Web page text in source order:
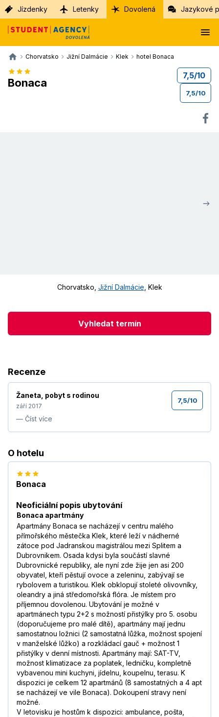
Jízdenky Letenky Dovolená Jazykové
Chorvatsko Jižní Dalmácie Klek hotel Bonaca
Bonaca
7,5/10
7,5/10
Chorvatsko Jižní Dalmácie Klek
Vyhledat termín
Recenze
Žaneta pobyt s rodinou
září 2017
— Číst více
7,5/10
O hotelu
Bonaca
Neoficiální popis ubytování
Bonaca apartmány
Apartmány Bonaca se nacházejí v centru malého
přímořského městečka Klek, které leží v nádherné
zátoce pod Jadranskou magistrálou mezi Splitem a
Dubrovnikem. Osada kdysi byla součástí slavné
Dubrovnické republiky, ale nyní zde žije jen asi 200
obyvatel, kteří pěstují ovoce a zeleninu, zabývají se
rybolovem a turistikou. Klek obklopují stoleté olivovníky,
oleandry a jiná středomořská flóra. Je místem pro
příjemnou dovolenou. Ubytování je možné v
apartmánech typu 2+2 s možností přistýlky pro 5. osobu
(doporučujeme pro malé dítě), apartmány mají jednu
samostatnou ložnici (2 samostatná lůžka, možnost spojení
v manželské lůžko) a rozkládací gauč + možnost 1
přistýlky v denní místnosti. Apartmány mají: SAT-TV,
možnost klimatizace za poplatek, ledničku, kompletně
vybavenou mini kuchyni, jídelnu, koupelnu, terasu. K
dispozici je celkem 12 apartmánů (8 samostatných a 4 apt
se nacházejí ve vile Bonaca). Dokoupení stravy není
možné.
V letovisku je hostům k dispozici: ambulance, pošta,